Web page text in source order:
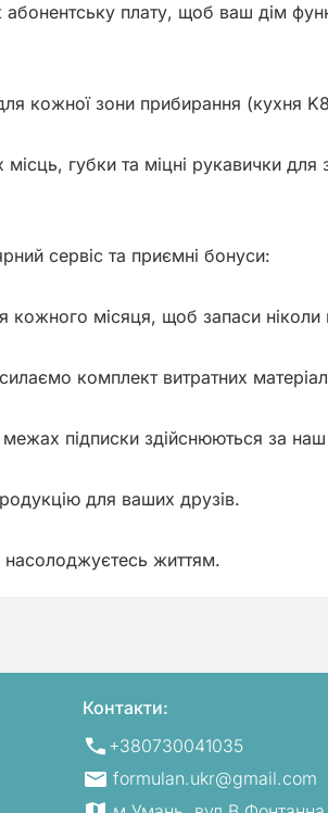
плату, щоб ваш дім
кожної зони прибирання (кухня
губки та міцні рукавички
сервіс та приємні бонуси:
кожного місяця, щоб запаси ніколи
комплект витратних
підписки здійснюються за
для ваших друзів.
життям.
Контакти:
+380730041035
formulan.ukr@gmail.com